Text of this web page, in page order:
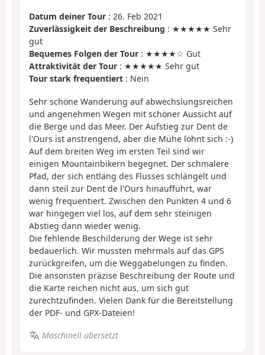
Datum deiner Tour : 26. Feb 2021
Zuverlässigkeit der Beschreibung : ★★★★★ Sehr
gut
Bequemes Folgen der Tour : ★★★★☆ Gut
Attraktivität der Tour : ★★★★★ Sehr gut
Tour stark frequentiert : Nein
Sehr schöne Wanderung auf abwechslungsreichen
und angenehmen Wegen mit schöner Aussicht auf
die Berge und das Meer. Der Aufstieg zur Dent de
l'Ours ist anstrengend, aber die Mühe lohnt sich :-)
Auf dem breiten Weg im ersten Teil sind wir
einigen Mountainbikern begegnet. Der schmalere
Pfad, der sich entlang des Flusses schlängelt und
dann steil zur Dent de l'Ours hinaufführt, war
wenig frequentiert. Zwischen den Punkten 4 und 6
war hingegen viel los, auf dem sehr steinigen
Abstieg dann wieder wenig.
Die fehlende Beschilderung der Wege ist sehr
bedauerlich. Wir mussten mehrmals auf das GPS
zurückgreifen, um die Weggabelungen zu finden.
Die ansonsten präzise Beschreibung der Route und
die Karte reichen nicht aus, um sich gut
zurechtzufinden. Vielen Dank für die Bereitstellung
der PDF- und GPX-Dateien!
Maschinell übersetzt